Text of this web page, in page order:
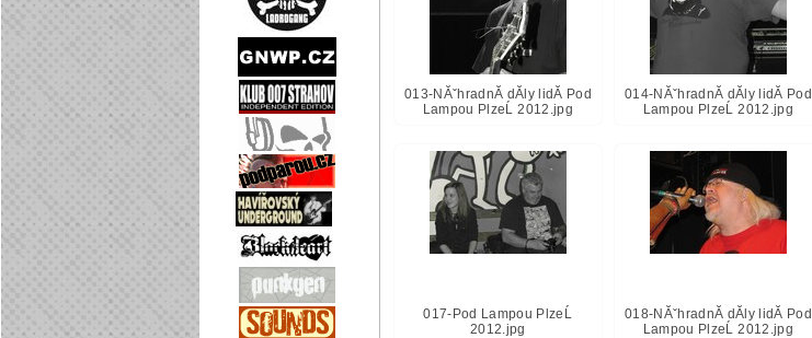
013-NĂˇhradnĂ­ dĂ­ly lidĂ­ Pod
Lampou PlzeĹ 2012.jpg
014-NĂˇhradnĂ­ dĂ­ly lidĂ­ Pod
Lampou PlzeĹ 2012.jpg
017-Pod Lampou PlzeĹ
2012.jpg
018-NĂˇhradnĂ­ dĂ­ly lidĂ­ Pod
Lampou PlzeĹ 2012.jpg